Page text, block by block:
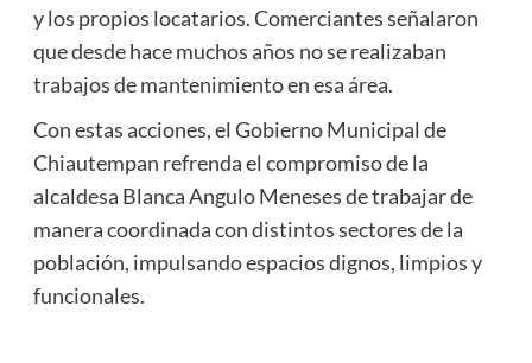
y los propios locatarios. Comerciantes señalaron
que desde hace muchos años no se realizaban
trabajos de mantenimiento en esa área.
Con estas acciones, el Gobierno Municipal de
Chiautempan refrenda el compromiso de la
alcaldesa Blanca Angulo Meneses de trabajar de
manera coordinada con distintos sectores de la
población, impulsando espacios dignos, limpios y
funcionales.